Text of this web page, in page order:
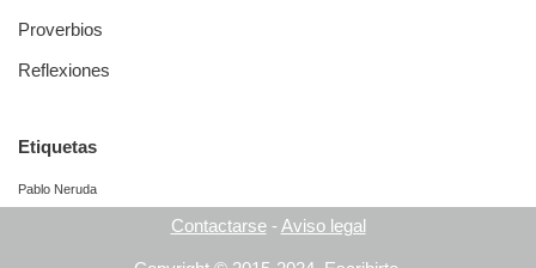
Proverbios
Reflexiones
Etiquetas
Pablo Neruda
Contactarse- Aviso legal